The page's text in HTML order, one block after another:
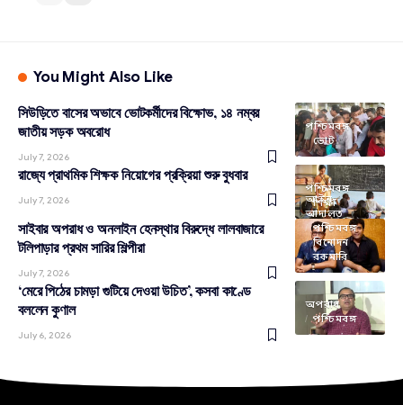
You Might Also Like
পশ্চিমবঙ্গ
ভোট
সিউড়িতে বাসের অভাবে ভোটকর্মীদের বিক্ষোভ, ১৪ নম্বর
জাতীয় সড়ক অবরোধ
July 7, 2026
পশ্চিমবঙ্গ
শিক্ষা
রাজ্যে প্রাথমিক শিক্ষক নিয়োগের প্রক্রিয়া শুরু বুধবার
July 7, 2026
আইন-
আদালত
পশ্চিমবঙ্গ
বিনোদন
রকমারি
সাইবার অপরাধ ও অনলাইন হেনস্থার বিরুদ্ধে লালবাজারে
টলিপাড়ার প্রথম সারির শিল্পীরা
July 7, 2026
অপরাধ
পশ্চিমবঙ্গ
‘মেরে পিঠের চামড়া গুটিয়ে দেওয়া উচিত’, কসবা কাণ্ডে
বললেন কুণাল
July 6, 2026